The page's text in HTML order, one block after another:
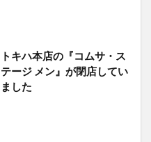
トキハ本店の『コムサ・ス
テージ メン』が閉店してい
ました